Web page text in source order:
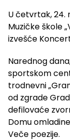
U četvrtak, 24.
Muzičke škole
izvešće
Narednog
sportskom
trodnevni
od zgrade
defilovaće
Domu
Veče poezije.